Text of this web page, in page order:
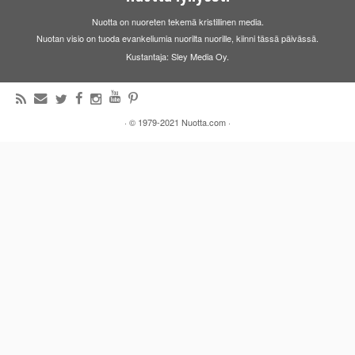
Nuotta on nuoreten tekemä kristillinen media.
Nuotan visio on tuoda evankeliumia nuorilta nuorille, kiinni tässä päivässä.
Kustantaja: Sley Media Oy.
· © 1979-2021 Nuotta.com ·